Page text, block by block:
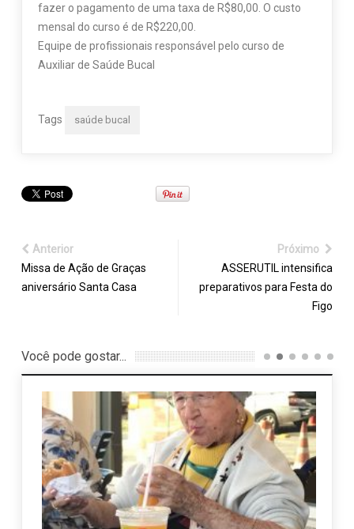
fazer o pagamento de uma taxa de R$80,00. O custo
mensal do curso é de R$220,00.
Equipe de profissionais responsável pelo curso de
Auxiliar de Saúde Bucal
Tags saúde bucal
Anterior
Missa de Ação de Graças
aniversário Santa Casa
Próximo
ASSERUTIL intensifica
preparativos para Festa do
Figo
Você pode gostar...